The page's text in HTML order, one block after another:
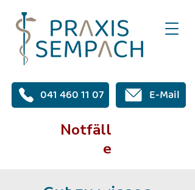
041 460 11 07
Notfäll
e
E-Mail